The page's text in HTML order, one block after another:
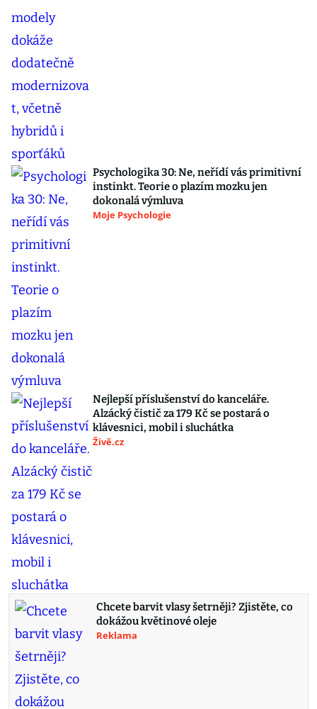
Psychologika 30: Ne, neřídí vás primitivní
instinkt. Teorie o plazím mozku jen
dokonalá výmluva
Moje Psychologie
Nejlepší příslušenství do kanceláře.
Alzácký čistič za 179 Kč se postará o
klávesnici, mobil i sluchátka
Živě.cz
Chcete barvit vlasy šetrněji? Zjistěte, co
dokážou květinové oleje
Reklama